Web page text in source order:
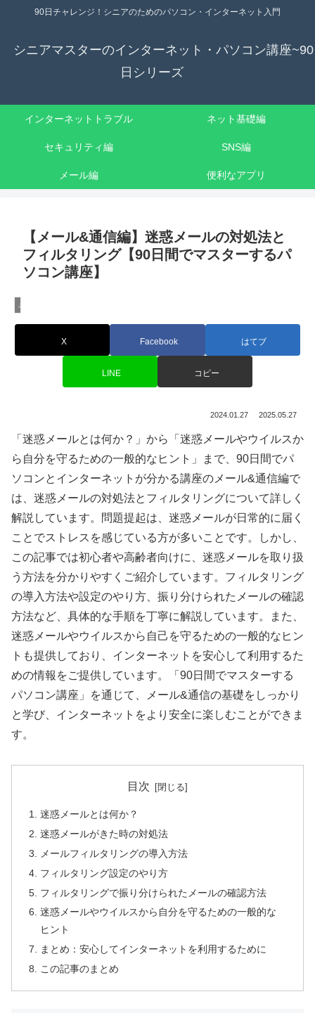
90日チャレンジ！シニアのためのパソコン・インターネット入門
シニアマスターのインターネット・パソコン講座~90
日シリーズ
インターネットトラブル ネット基礎編
セキュリティ編 SNS編
メール編 便利なアプリ
【メール&通信編】迷惑メールの対処法と
フィルタリング【90日間でマスターするパ
ソコン講座】
メール&通信編
X Facebook はてブ
LINE コピー
2024.01.27 2025.05.27
「迷惑メールとは何か？」から「迷惑メールやウイルスか
ら自分を守るための一般的なヒント」まで、90日間でパ
ソコンとインターネットが分かる講座のメール&通信編で
は、迷惑メールの対処法とフィルタリングについて詳しく
解説しています。問題提起は、迷惑メールが日常的に届く
ことでストレスを感じている方が多いことです。しかし、
この記事では初心者や高齢者向けに、迷惑メールを取り扱
う方法を分かりやすくご紹介しています。フィルタリング
の導入方法や設定のやり方、振り分けられたメールの確認
方法など、具体的な手順を丁寧に解説しています。また、
迷惑メールやウイルスから自己を守るための一般的なヒン
トも提供しており、インターネットを安心して利用するた
めの情報をご提供しています。「90日間でマスターする
パソコン講座」を通じて、メール&通信の基礎をしっかり
と学び、インターネットをより安全に楽しむことができま
す。
目次
迷惑メールとは何か？
迷惑メールがきた時の対処法
メールフィルタリングの導入方法
フィルタリング設定のやり方
フィルタリングで振り分けられたメールの確認方法
迷惑メールやウイルスから自分を守るための一般的な
ヒント
まとめ：安心してインターネットを利用するために
この記事のまとめ